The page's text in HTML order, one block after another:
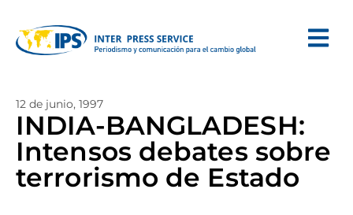
12 de junio, 1997
INDIA-BANGLADESH:
Intensos debates sobre
terrorismo de Estado